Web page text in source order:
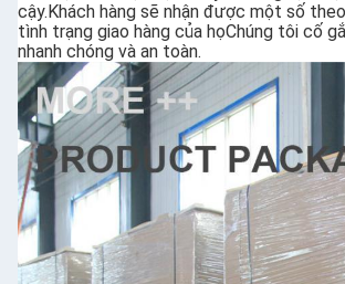
cậy.Khách hàng sẽ nhận được một số
tình trạng giao hàng của họChúng tôi cố
nhanh chóng và an toàn.